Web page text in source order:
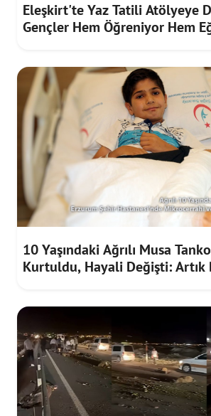
Eleşkirt'te Yaz Tatili Atölyeye
Gençler Hem Öğreniyor Hem
10 Yaşındaki Ağrılı Musa
Kurtuldu, Hayali Değişti: Artık